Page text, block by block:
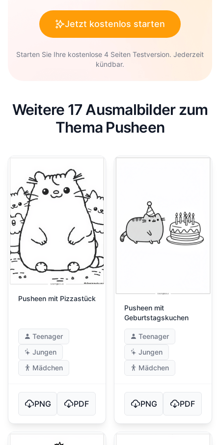
Jetzt kostenlos starten
Starten Sie Ihre kostenlose 4 Seiten Testversion. Jederzeit
kündbar.
Weitere 17 Ausmalbilder zum
Thema Pusheen
Pusheen mit Pizzastück
Teenager
Jungen
Mädchen
PNG PDF
Pusheen mit
Geburtstagskuchen
Teenager
Jungen
Mädchen
PNG PDF